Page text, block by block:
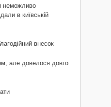
неможливо
в київській
внесок
але довелося довго